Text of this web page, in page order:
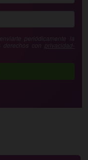
periódicamente la
derechos con privacidad-